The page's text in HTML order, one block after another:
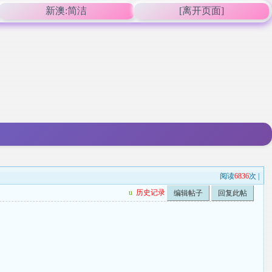
新澳:简洁 [离开页面]
阅读6836次 |
u 历史记录 编辑帖子 回复此帖